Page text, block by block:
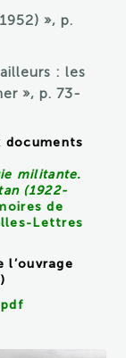
», p.
: les
», p. 73-
documents
militante.
(1922-
de
Lettres
l’ouvrage